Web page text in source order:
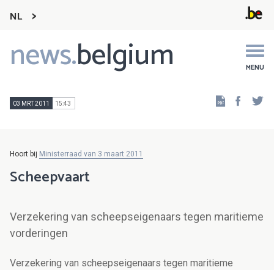
NL
news.belgium MENU
Main
navigation
03 MRT 2011 15:43
Hoort bij Ministerraad van 3 maart 2011
Scheepvaart
Verzekering van scheepseigenaars tegen maritieme
vorderingen
Verzekering van scheepseigenaars tegen maritieme